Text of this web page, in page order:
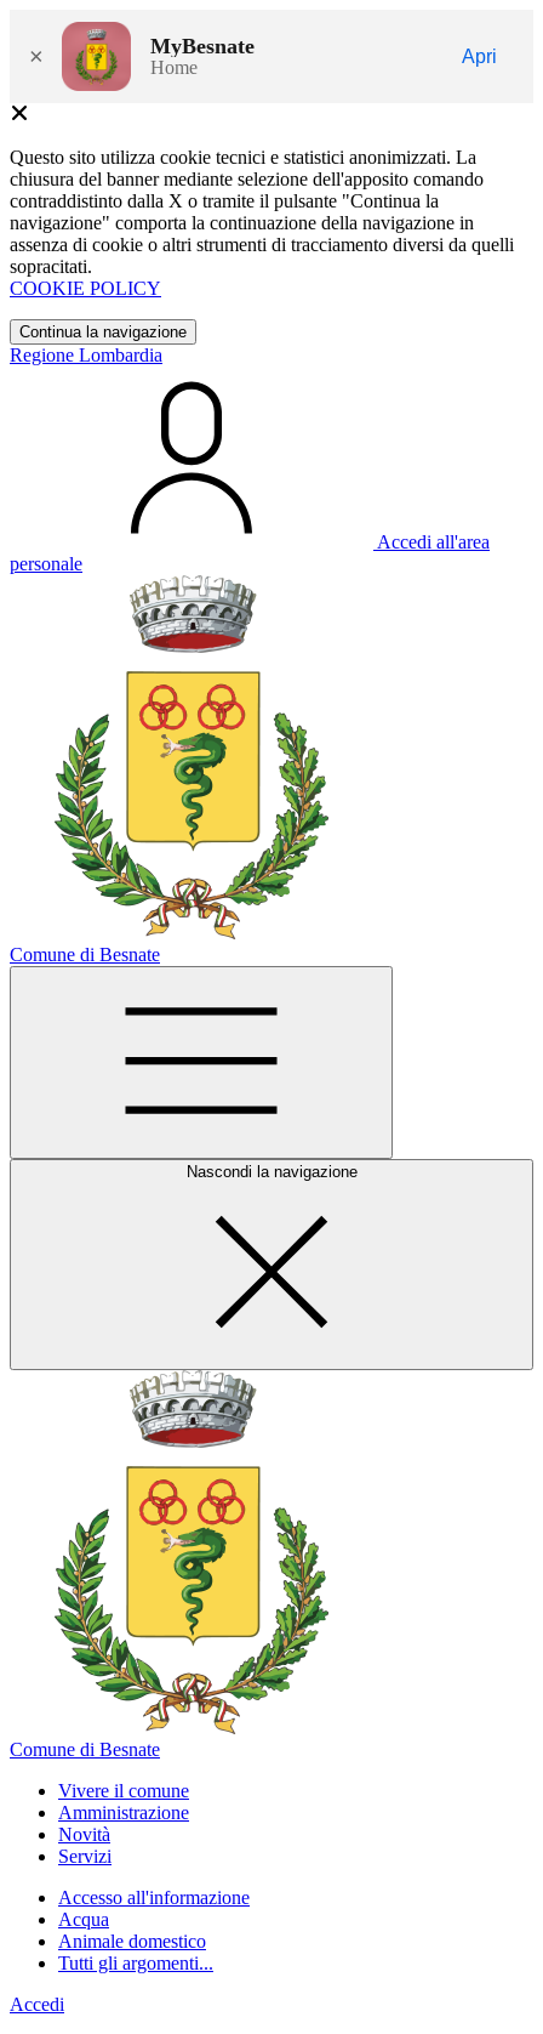
× MyBesnate
Home
Apri
Questo sito utilizza cookie tecnici e statistici anonimizzati. La
chiusura del banner mediante selezione dell'apposito comando
contraddistinto dalla X o tramite il pulsante "Continua la
navigazione" comporta la continuazione della navigazione in
assenza di cookie o altri strumenti di tracciamento diversi da quelli
sopracitati.
COOKIE POLICY
Continua la navigazione
Regione Lombardia
Accedi all'area
personale
Comune di Besnate
Nascondi la navigazione
Comune di Besnate
Vivere il comune
Amministrazione
Novità
Servizi
Accesso all'informazione
Acqua
Animale domestico
Tutti gli argomenti...
Accedi